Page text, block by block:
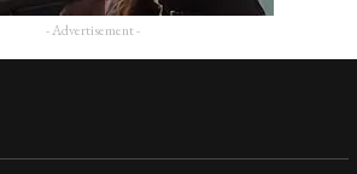
- Advertisement -